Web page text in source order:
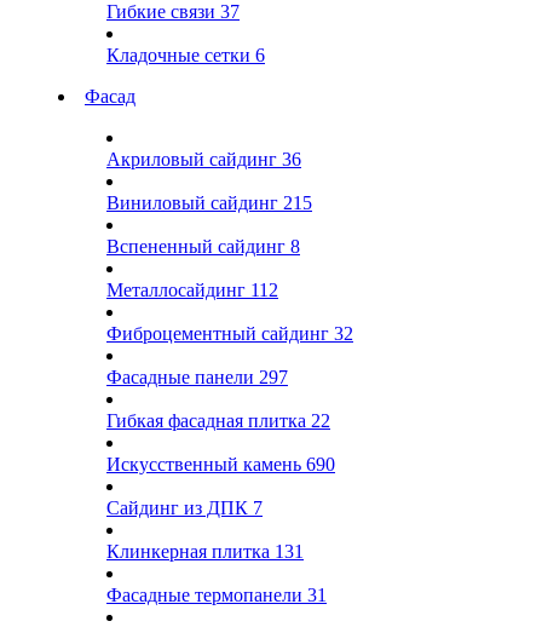
Гибкие связи 37
Кладочные сетки 6
Фасад
Акриловый сайдинг 36
Виниловый сайдинг 215
Вспененный сайдинг 8
Металлосайдинг 112
Фиброцементный сайдинг 32
Фасадные панели 297
Гибкая фасадная плитка 22
Искусственный камень 690
Сайдинг из ДПК 7
Клинкерная плитка 131
Фасадные термопанели 31